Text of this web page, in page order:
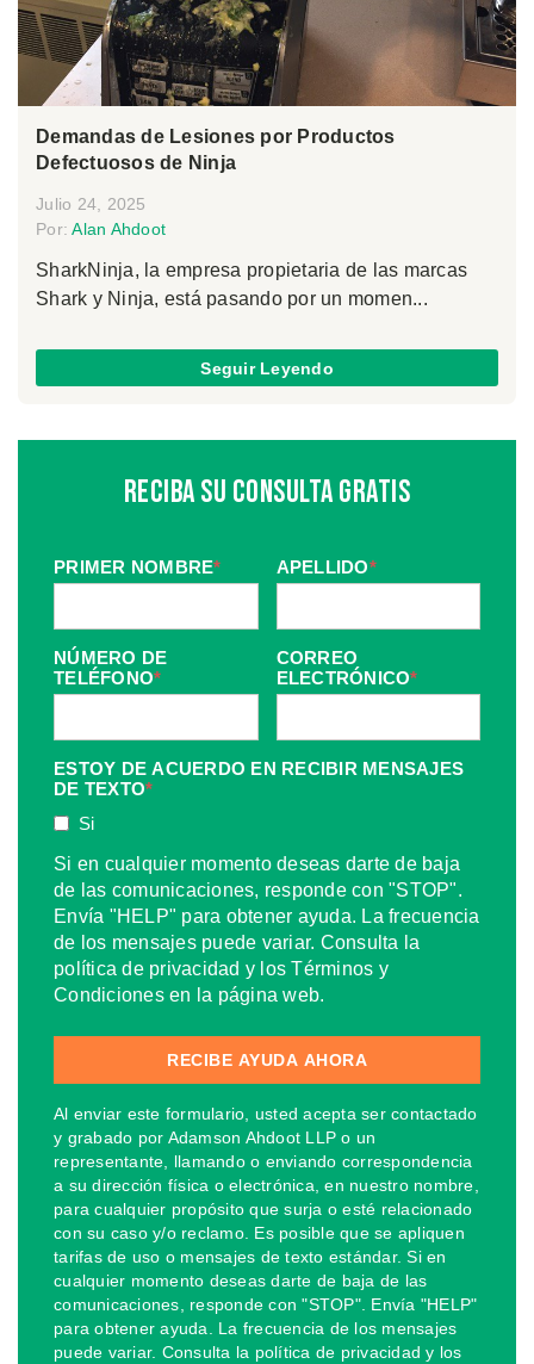
Demandas de Lesiones por Productos
Defectuosos de Ninja
Julio 24, 2025
Por:Alan Ahdoot
SharkNinja, la empresa propietaria de las marcas
Shark y Ninja, está pasando por un momen...
Seguir Leyendo
Reciba Su Consulta Gratis
PRIMER NOMBRE* APELLIDO*
NÚMERO DE
TELÉFONO*
CORREO
ELECTRÓNICO*
ESTOY DE ACUERDO EN RECIBIR MENSAJES
DE TEXTO*
Si
Si en cualquier momento deseas darte de baja
de las comunicaciones, responde con "STOP".
Envía "HELP" para obtener ayuda. La frecuencia
de los mensajes puede variar. Consulta la
política de privacidad y los Términos y
Condiciones en la página web.
Al enviar este formulario, usted acepta ser contactado
y grabado por Adamson Ahdoot LLP o un
representante, llamando o enviando correspondencia
a su dirección física o electrónica, en nuestro nombre,
para cualquier propósito que surja o esté relacionado
con su caso y/o reclamo. Es posible que se apliquen
tarifas de uso o mensajes de texto estándar. Si en
cualquier momento deseas darte de baja de las
comunicaciones, responde con "STOP". Envía "HELP"
para obtener ayuda. La frecuencia de los mensajes
puede variar. Consulta la política de privacidad y los